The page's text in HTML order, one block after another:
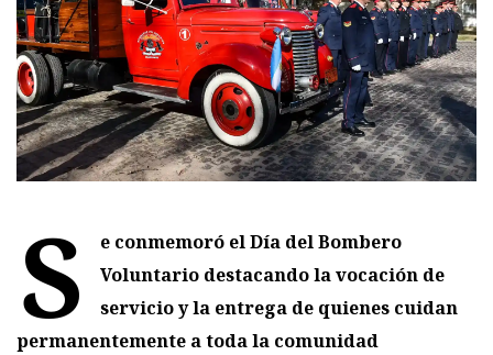
S
e conmemoró el Día del Bombero
Voluntario destacando la vocación de
servicio y la entrega de quienes cuidan
permanentemente a toda la comunidad